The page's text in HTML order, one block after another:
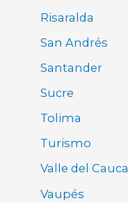
Risaralda
San Andrés
Santander
Sucre
Tolima
Turismo
Valle del Cauca
Vaupés